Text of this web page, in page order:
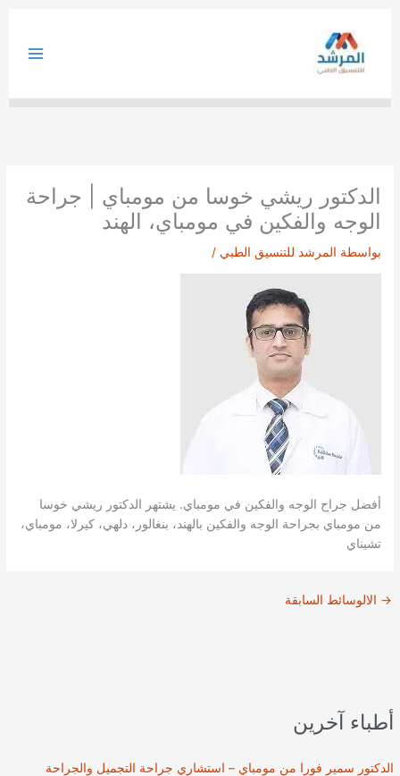
أطباء آخرين
الدكتور سمير فورا من مومباي – استشاري جراحة التجميل والجراحة
الدكتور ريشي خوسا من مومباي | جراحة
الوجه والفكين في مومباي، الهند
بواسطة المرشد للتنسيق الطبي/
أفضل جراح الوجه والفكين في مومباي. يشتهر الدكتور ريشي خوسا
من مومباي بجراحة الوجه والفكين بالهند، بنغالور، دلهي، كيرلا، مومباي،
تشيناي
→ الالوسائط السابقة